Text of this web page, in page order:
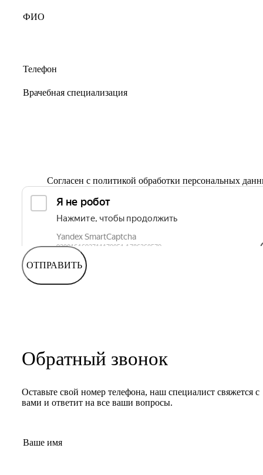
Согласен с политикой обработки персональных
ОТПРАВИТЬ
Обратный звонок
Оставьте свой номер телефона, наш специалист свяжется с
вами и ответит на все ваши вопросы.